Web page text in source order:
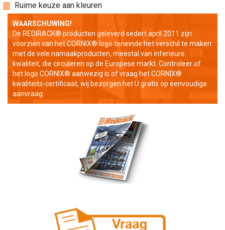
Ruime keuze aan kleuren
WAARSCHUWING!
De REDIRACK® producten geleverd sedert april 2011 zijn
voorzien van het CORNIX® logo teneinde het verschil te maken
met de vele namaakproducten, meestal van inferieure
kwaliteit, die circuleren op de Europese markt. Controleer of
het logo CORNIX® aanwezig is of vraag het CORNIX®
kwaliteits-certificaat, wij bezorgen het U gratis op eenvoudige
aanvraag.